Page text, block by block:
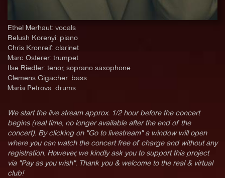
Ethel Merhaut: vocals
Belush Korenyi: piano
Chris Kronreif: clarinet
Marc Osterer: trumpet
Ilse Riedler: tenor, soprano saxophone
Clemens Gigacher: bass
Maria Petrova: drums
We start the live stream approx. 1/2 hour before the concert
begins (real time, no longer available after the end of the
concert). By clicking on "Go to livestream" a window will open
where you can watch the concert free of charge and without any
registration. However, we kindly ask you to support this project
via "Pay as you wish". Thank you & welcome to the real & virtual
club!